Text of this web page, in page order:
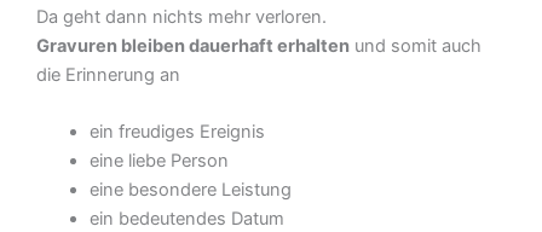
Da geht dann nichts mehr verloren.
Gravuren bleiben dauerhaft erhalten und somit auch
die Erinnerung an
ein freudiges Ereignis
eine liebe Person
eine besondere Leistung
ein bedeutendes Datum